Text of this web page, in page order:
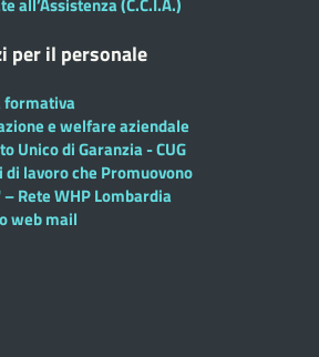
per il personale
e welfare aziendale
Unico di Garanzia - CUG
di lavoro che Promuovono
Rete WHP Lombardia
web mail